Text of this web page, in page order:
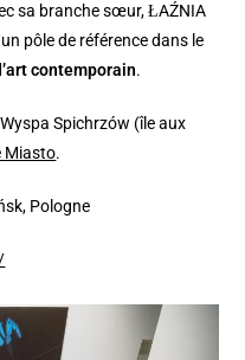
sa branche sœur, ŁAŹNIA
pôle de référence dans le
contemporain.
Spichrzów (île aux
Miasto.
Pologne